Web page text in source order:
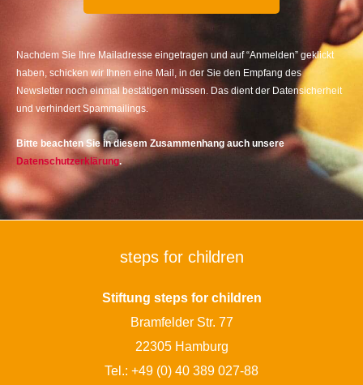
Nachdem Sie Ihre Mailadresse eingetragen und auf “Anmelden” geklickt
haben, schicken wir Ihnen eine Mail, in der Sie den Empfang des
Newsletter noch einmal bestätigen müssen. Das dient der Datensicherheit
und verhindert Spammailings.
Bitte beachten Sie in diesem Zusammenhang auch unsere
Datenschutzerklärung.
steps for children
Stiftung steps for children
Bramfelder Str. 77
22305 Hamburg
Tel.: +49 (0) 40 389 027-88